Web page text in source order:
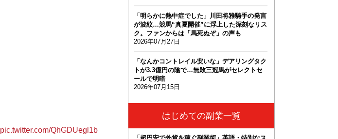
pic.twitter.com/QhGDUegl1b
「明らかに熱中症でした」川田将雅騎手の発言
が波紋…競馬“真夏開催”に浮上した深刻なリス
ク。ファンからは「馬死ぬぞ」の声も
2026年07月27日
「なんかコントレイル安いな」デアリングタク
トが3.3億円の陰で…無敗三冠馬がセレクトセ
ールで明暗
2026年07月15日
はじめての副業一覧